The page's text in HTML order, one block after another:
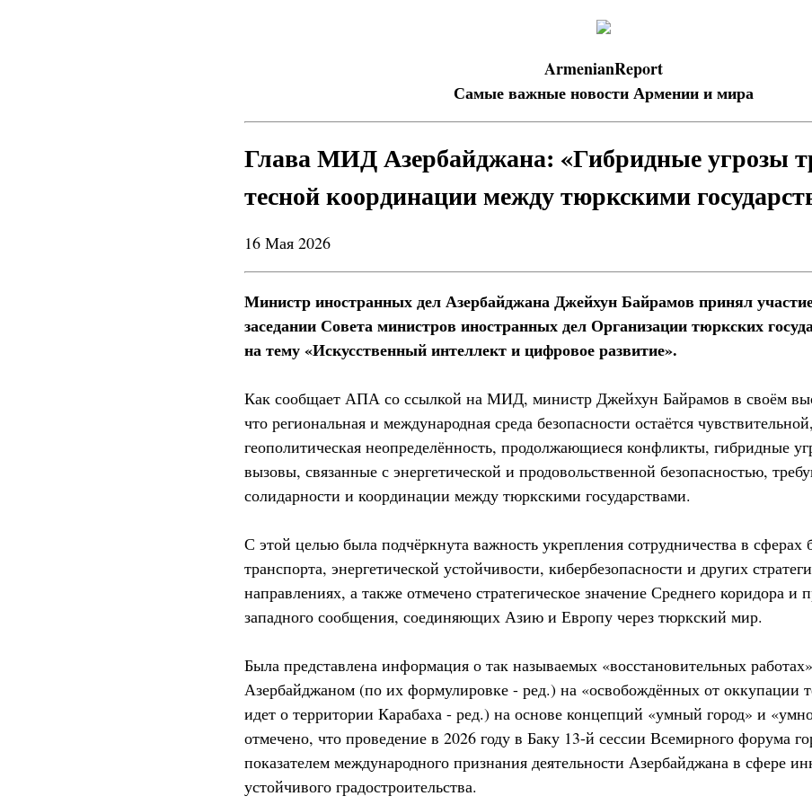
ArmenianReport
Самые важные новости Армении и мира
Глава МИД Азербайджана: «Гибридные угрозы
тесной координации между тюркскими
16 Мая 2026
Министр иностранных дел Азербайджана Джейхун Байрамов принял
заседании Совета министров иностранных дел Организации тюркских
на тему «Искусственный интеллект и цифровое развитие».
Как сообщает АПА со ссылкой на МИД, министр Джейхун Байрамов в своём
что региональная и международная среда безопасности остаётся
геополитическая неопределённость, продолжающиеся конфликты, гибридные
вызовы, связанные с энергетической и продовольственной безопасностью,
солидарности и координации между тюркскими государствами.
С этой целью была подчёркнута важность укрепления сотрудничества в сферах
транспорта, энергетической устойчивости, кибербезопасности и других
направлениях, а также отмечено стратегическое значение Среднего коридора и
западного сообщения, соединяющих Азию и Европу через тюркский мир.
Была представлена информация о так называемых «восстановительных
Азербайджаном (по их формулировке - ред.) на «освобождённых от оккупации
идет о территории Карабаха - ред.) на основе концепций «умный город» и
отмечено, что проведение в 2026 году в Баку 13-й сессии Всемирного форума
показателем международного признания деятельности Азербайджана в сфере
устойчивого градостроительства.